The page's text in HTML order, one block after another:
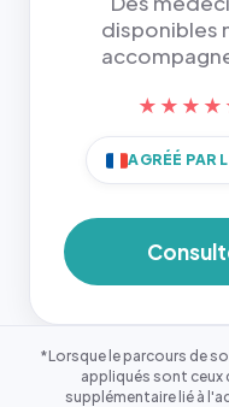
disponibles
AGRÉÉ PAR
*Lorsque le parcours de
appliqués sont ceux
supplémentaire lié à